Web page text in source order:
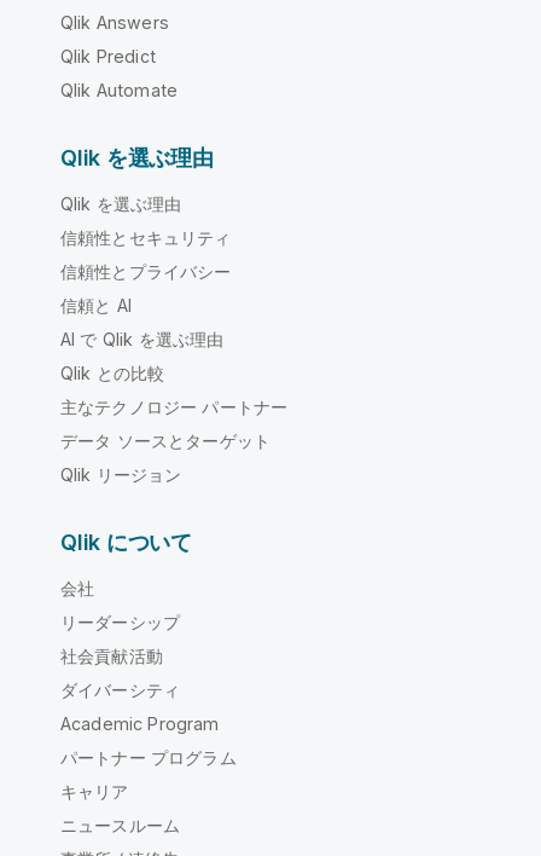
Qlik Answers
Qlik Predict
Qlik Automate
Qlik を選ぶ理由
Qlik を選ぶ理由
信頼性とセキュリティ
信頼性とプライバシー
信頼と AI
AI で Qlik を選ぶ理由
Qlik との比較
主なテクノロジー パートナー
データ ソースとターゲット
Qlik リージョン
Qlik について
会社
リーダーシップ
社会貢献活動
ダイバーシティ
Academic Program
パートナー プログラム
キャリア
ニュースルーム